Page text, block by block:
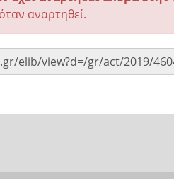
αναρτηθεί.